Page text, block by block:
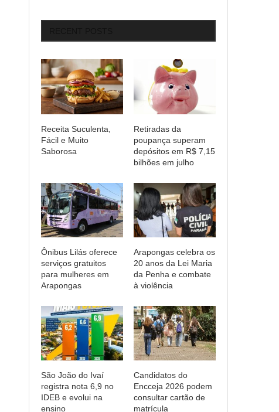
Receita Suculenta,
Fácil e Muito
Saborosa
Retiradas da
poupança superam
depósitos em R$ 7,15
bilhões em julho
Ônibus Lilás oferece
serviços gratuitos
para mulheres em
Arapongas
Arapongas celebra os
20 anos da Lei Maria
da Penha e combate
à violência
São João do Ivaí
registra nota 6,9 no
IDEB e evolui na
ensino
Candidatos do
Encceja 2026 podem
consultar cartão de
matrícula